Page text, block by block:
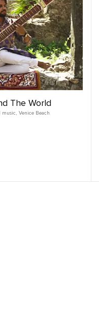
The World
music, Venice Beach